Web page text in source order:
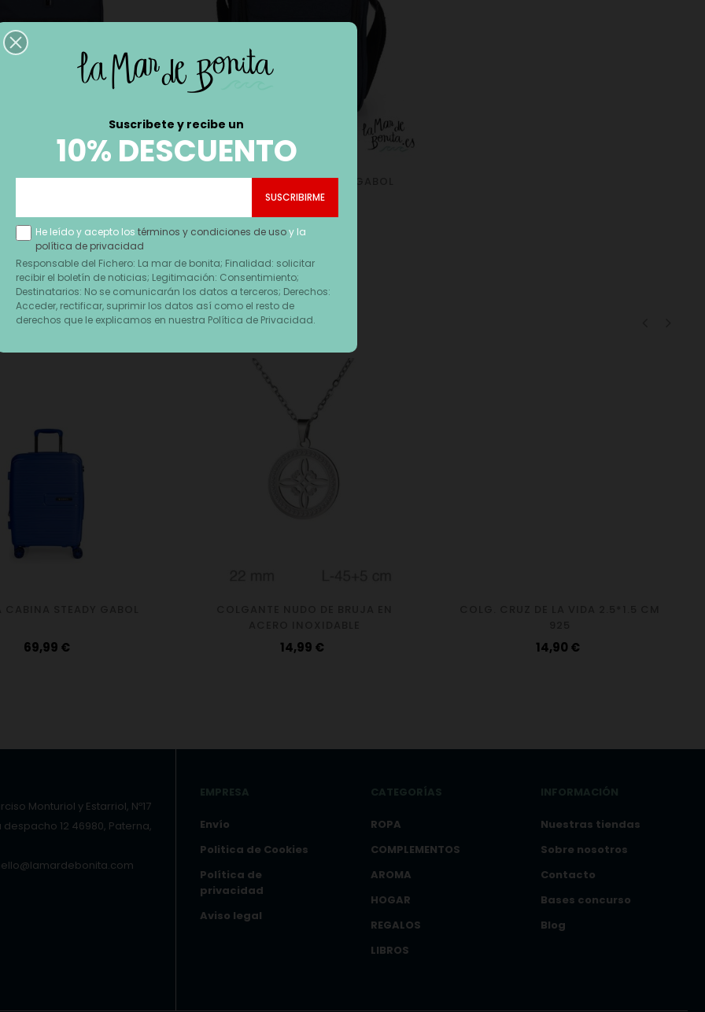
GABOL NEPTUNO
Precio
39,90 €
REPORTERO BANDOLERA GABOL
NEPTUNO HOMBRE
Precio
29,99 €
Precio
69,99 € Precio
14,99 € Precio
14,90 €
Monturiol y Estarriol, Nº17
despacho 12 46980, Paterna,
EMPRESA
Envío
Politica de Cookies
Política de
privacidad
Aviso legal
CATEGORÍAS
ROPA
COMPLEMENTOS
AROMA
HOGAR
REGALOS
LIBROS
INFORMACIÓN
Nuestras tiendas
Sobre nosotros
Contacto
Bases concurso
Blog
Responsable del Fichero: La mar de bonita; Finalidad: solicitar
recibir el boletín de noticias; Legitimación: Consentimiento;
Destinatarios: No se comunicarán los datos a terceros; Derechos:
Acceder, rectificar, suprimir los datos así como el resto de
derechos que le explicamos en nuestra Política de Privacidad.
He leído y acepto los términos y condiciones de usoy la
política de privacidad
10% DESCUENTO
Suscribete y recibe un